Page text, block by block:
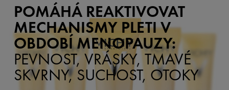
POMÁHÁ REAKTIVOVAT
MECHANISMY PLETI V
OBDOBÍ MENOPAUZY:
PEVNOST, VRÁSKY, TMAVÉ
SKVRNY, SUCHOST, OTOKY